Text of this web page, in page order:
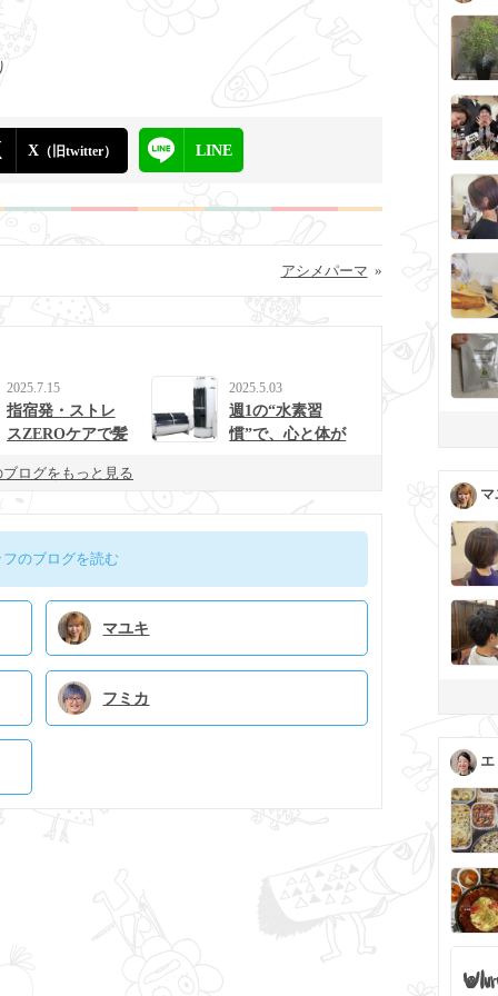
X （旧twitter） LINE
»
アシメパーマ
2025.7.15
指宿発・ストレ
スZEROケアで髪
uの新提案
2025.5.03
週1の“水素習
慣”で、心と体が
ログをもっと見る
のブログを読む
マユキ
フミカ